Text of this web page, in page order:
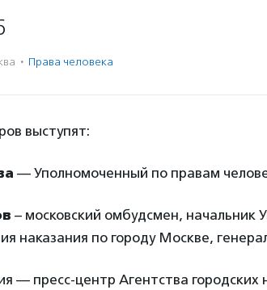
· Права человека
выступят:
— Уполномоченный по правам
– московский омбудсмен, начальник
наказания по городу Москве,
— пресс-центр Агентства городских